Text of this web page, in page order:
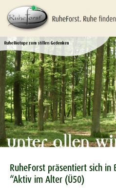
RuheForst präsentiert sich in
“Aktiv im Alter (Ü50)